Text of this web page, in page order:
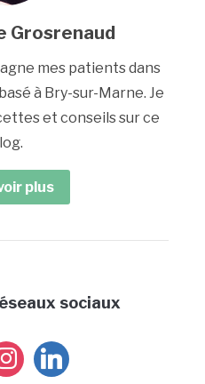
Grosrenaud
mes patients dans
à Bry-sur-Marne. Je
et conseils sur ce
plus
sociaux
linkedin